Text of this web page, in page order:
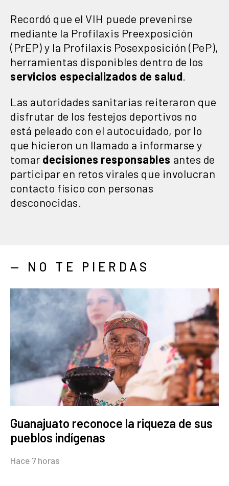
Recordó que el VIH puede prevenirse
mediante la Profilaxis Preexposición
(PrEP) y la Profilaxis Posexposición (PeP),
herramientas disponibles dentro de los
servicios especializados de salud
Las autoridades sanitarias reiteraron que
disfrutar de los festejos deportivos no
está peleado con el autocuidado, por lo
que hicieron un llamado a informarse y
tomar decisiones responsables antes de
participar en retos virales que involucran
contacto físico con personas
desconocidas.
— NO TE PIERDAS
Guanajuato reconoce la riqueza de sus
pueblos indígenas
Hace 7 horas